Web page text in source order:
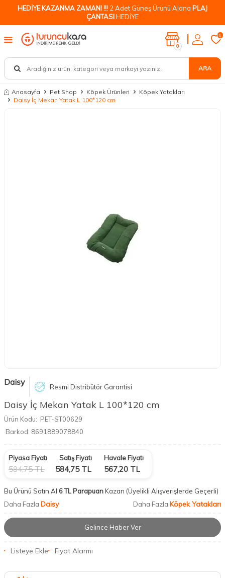
HEDİYE KAZANMA ZAMANI !!! 2 Adet Güneş Ürünü Alana PLAJ
ÇANTASIHEDİYE
ARA
0
0
Anasayfa Pet Shop Köpek Ürünleri
Köpek Yatakları
Daisy İç Mekan Yatak L 100*120 cm
Daisy Resmi Distribütör Garantisi
Daisy İç Mekan Yatak L 100*120 cm
Ürün Kodu: PET-ST00629
Barkod: 8691889078840
Piyasa Fiyatı
584,75TL
Satış Fiyatı
584,75TL
Havale Fiyatı
567,20 TL
Bu Ürünü Satın Al 6 TL ParapuanKazan (Üyelikli Alışverişlerde Geçerli)
Daha Fazla Daisy Daha Fazla Köpek Yatakları
Gelince Haber Ver
Listeye Ekle Fiyat Alarmı